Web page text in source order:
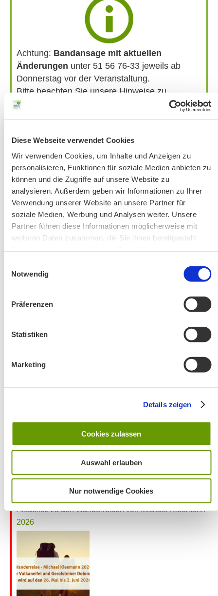
Diese Webseite verwendet Cookies
Wir verwenden Cookies, um Inhalte und Anzeigen zu
personalisieren, Funktionen für soziale Medien anbieten zu
können und die Zugriffe auf unsere Website zu
analysieren. Außerdem geben wir Informationen zu Ihrer
Verwendung unserer Website an unsere Partner für
soziale Medien, Werbung und Analysen weiter. Unsere
Partner führen diese Informationen möglicherweise mit
weiteren Daten zusammen, die Sie ihnen bereitgestellt
Notwendig
Präferenzen
Statistiken
Marketing
Details zeigen
Cookies zulassen
Auswahl erlauben
Nur notwendige Cookies
Achtung: Bandansage mit aktuellen
Änderungen unter 51 56 76-33 jeweils ab
Donnerstag vor der Veranstaltung.
Bitte beachten Sie unsere Hinweise zu
AKTUELLE ÄNDERUNGEN BEIM BILDUNGSWERK:
Aktuelle Änderungen bei unseren Exkursionen
Änderung! Aschauer Runde: Bankerlweg – Bärnsee –
Aktuelles zu den Wanderreisen von Michael Kleemann
2026